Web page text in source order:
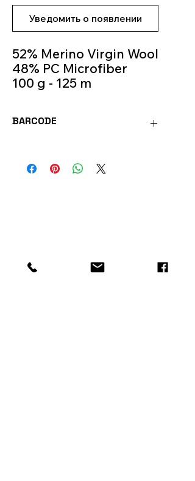
Уведомить о появлении
52% Merino Virgin Wool
48% PC Microfiber
100 g - 125 m
Colour 0100
BARCODE